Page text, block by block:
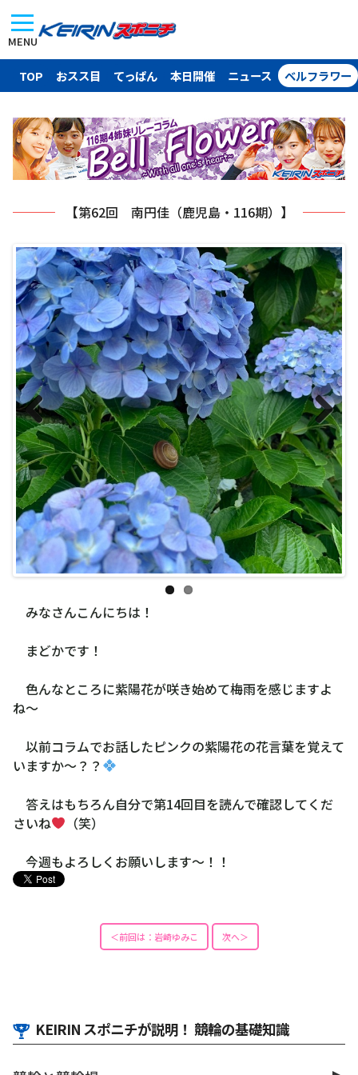
MENU
TOP おスス目 てっぱん 本日開催 ニュース ベルフラワー
【第62回 南円佳（鹿児島・116期）】
Previous Next
みなさんこんにちは！
まどかです！
色んなところに紫陽花が咲き始めて梅雨を感じますよ
ね〜
以前コラムでお話したピンクの紫陽花の花言葉を覚えて
いますか〜？？
答えはもちろん自分で第14回目を読んで確認してくだ
さいね
（笑）
今週もよろしくお願いします〜！！
＜前回は：岩崎ゆみこ 次へ＞
KEIRIN スポニチが説明！ 競輪の基礎知識